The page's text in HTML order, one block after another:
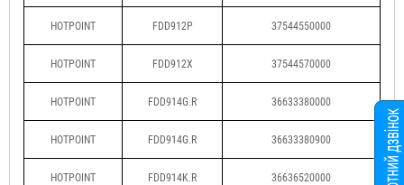
HOTPOINT FDD912P 37544550000
HOTPOINT FDD912X 37544570000
HOTPOINT FDD914G.R 36633380000
HOTPOINT FDD914G.R 36633380900
HOTPOINT FDD914K.R 36636520000